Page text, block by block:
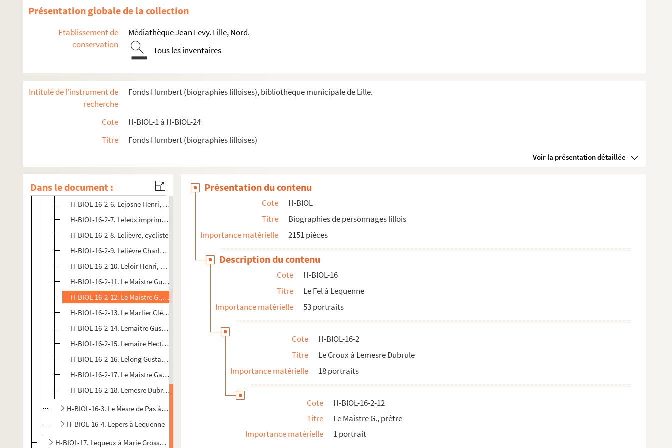
Présentation globale de la collection
Etablissement de
conservation
Médiathèque Jean Levy. Lille, Nord.
Tous les inventaires
Intitulé de l'instrument de
recherche
Fonds Humbert (biographies lilloises), bibliothèque municipale de Lille.
Cote
H-BIOL-1 à H-BIOL-24
Titre
Fonds Humbert (biographies lilloises)
Voir la présentation détaillée
Dans le document :
H-BIOL-12. Fabre à Georges
H-BIOL-13. Ghesquiere à Hallette
H-BIOL-14. Hedde à Kerteux
H-BIOL-15. Labbe à Lefebvre
H-BIOL-16. Le Fel à Lequenne
H-BIOL-16-1. Le Fel à Legrand
H-BIOL-16-2. Le Groux à Lemesre Dubrule
H-BIOL-16-2-1. Le Groux Jacqques, prêtre
H-BIOL-16-2-2. Legougeux, collectionneur
H-BIOL-16-2-4. Leignel, inspecteur de travail
H-BIOL-16-2-5. Lejosne de l'Espierre, écrivain
H-BIOL-16-2-6. Lejosne Henri, juge de paix
H-BIOL-16-2-7. Leleux imprimeurs, Vincent Jacques Joseph et famille
H-BIOL-16-2-8. Lelièvre, cycliste
H-BIOL-16-2-9. Lelièvre Charles, artiste peintre
H-BIOL-16-2-10. Leloir Henri, docteur
H-BIOL-16-2-11. Le Maistre Guillaume, médecin
H-BIOL-16-2-12. Le Maistre G., prêtre
H-BIOL-16-2-13. Le Marlier Clément, religieux Augustin
H-BIOL-16-2-14. Lemaitre Gustave, brasseur
H-BIOL-16-2-15. Lemaire Hector, artiste sculpteur
H-BIOL-16-2-16. Lelong Gustave, musicien
H-BIOL-16-2-17. Le Maistre Gaspard, religieux
H-BIOL-16-2-18. Lemesre Dubrule, conseiller municipal
H-BIOL-16-3. Le Mesre de Pas à Léonard Agathon
H-BIOL-16-4. Lepers à Lequenne
H-BIOL-17. Lequeux à Marie Grosse-Tête
Présentation du contenu
Cote
H-BIOL
Titre
Biographies de personnages lillois
Importance matérielle
2151 pièces
Description du contenu
Cote
H-BIOL-16
Titre
Le Fel à Lequenne
Importance matérielle
53 portraits
Cote
H-BIOL-16-2
Titre
Le Groux à Lemesre Dubrule
Importance matérielle
18 portraits
Cote
H-BIOL-16-2-12
Titre
Le Maistre G., prêtre
Importance matérielle
1 portrait